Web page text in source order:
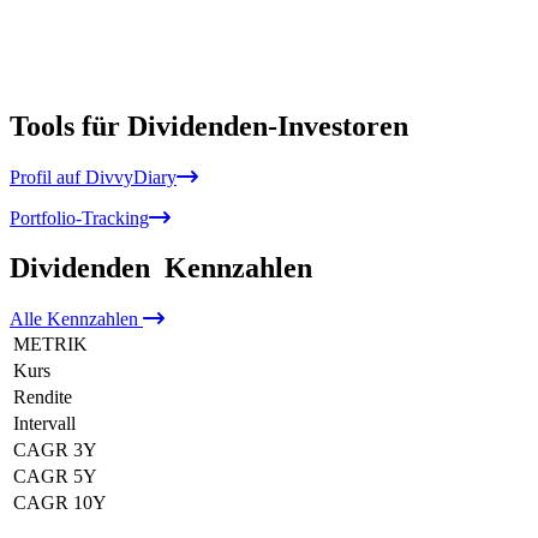
Tools für Dividenden-Investoren
Profil auf DivvyDiary
Portfolio-Tracking
Dividenden Kennzahlen
Alle Kennzahlen
METRIK
Kurs
Rendite
Intervall
CAGR 3Y
CAGR 5Y
CAGR 10Y